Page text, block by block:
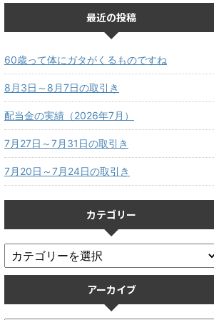
最近の投稿
60歳って体にガタがくるものですね
8月3日～8月7日の取引き
配当金の実績（2026年7月）
7月27日～7月31日の取引き
7月20日～7月24日の取引き
カテゴリー
アーカイブ